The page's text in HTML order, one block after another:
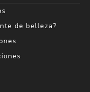
de belleza?